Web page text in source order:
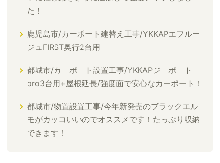
た！
鹿児島市/カーポート建替え工事/YKKAPエフルー
ジュFIRST奥行2台用
都城市/カーポート設置工事/YKKAPジーポート
pro3台用+屋根延長/強度面で安心なカーポート！
都城市/物置設置工事/今年新発売のブラックエル
モがカッコいいのでオススメです！たっぷり収納
できます！